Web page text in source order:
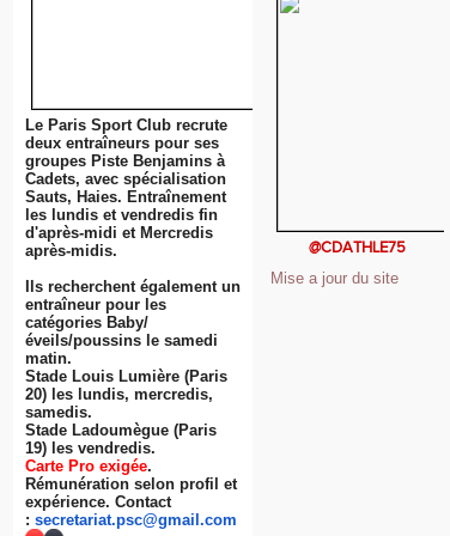
Le Paris Sport Club recrute
deux entraîneurs pour ses
groupes Piste Benjamins à
Cadets, avec spécialisation
Sauts, Haies. Entraînement
les lundis et vendredis fin
d'après-midi et Mercredis
après-midis.
Ils recherchent également un
entraîneur pour les
catégories Baby/
éveils/poussins le samedi
matin.
Stade Louis Lumière (Paris
20) les lundis, mercredis,
samedis.
Stade Ladoumègue (Paris
19) les vendredis.
Carte Pro exigée.
Rémunération selon profil et
expérience. Contact
: secretariat.psc@gmail.com
@CDATHLE75
Mise a jour du site